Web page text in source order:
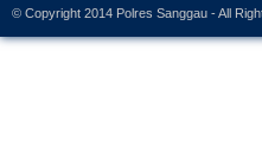
© Copyright 2014 Polres Sanggau - All